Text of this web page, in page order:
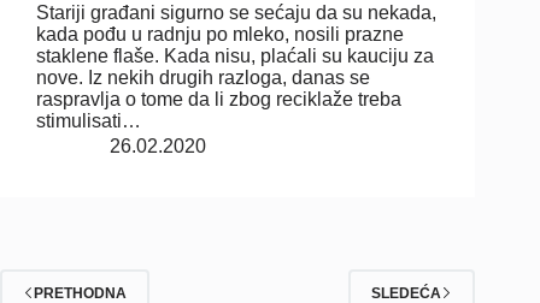
Stariji građani sigurno se sećaju da su nekada,
kada pođu u radnju po mleko, nosili prazne
staklene flaše. Kada nisu, plaćali su kauciju za
nove. Iz nekih drugih razloga, danas se
raspravlja o tome da li zbog reciklaže treba
stimulisati…
26.02.2020
PRETHODNA SLEDEĆA